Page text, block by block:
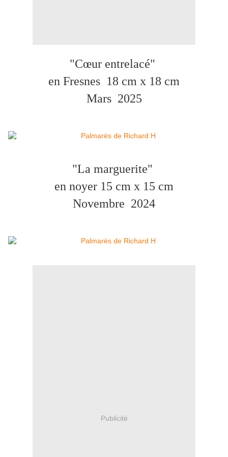
"Cœur entrelacé"
en Fresnes 18 cm x 18 cm
Mars 2025
"La marguerite"
en noyer 15 cm x 15 cm
Novembre 2024
Publicité